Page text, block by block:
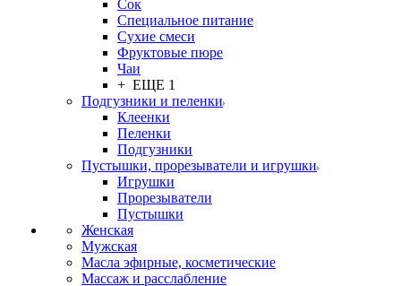
Сок
Специальное питание
Сухие смеси
Фруктовые пюре
Чаи
+ ЕЩЕ 1
Подгузники и пеленки
Клеенки
Пеленки
Подгузники
Пустышки, прорезыватели и игрушки
Игрушки
Прорезыватели
Пустышки
Женская
Мужская
Масла эфирные, косметические
Массаж и расслабление